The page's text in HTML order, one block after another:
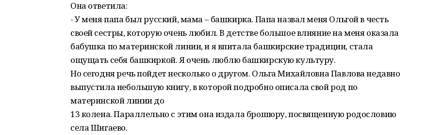
Она ответила:
- У меня папа был русский, мама – башкирка. Папа назвал меня Ольгой в честь
своей сестры, которую очень любил. В детстве большое влияние на меня оказала
бабушка по материнской линии, и я впитала башкирские традиции, стала
ощущать себя башкиркой. Я очень люблю башкирскую культуру.
Но сегодня речь пойдет несколько о другом. Ольга Михайловна Павлова недавно
выпустила небольшую книгу, в которой подробно описала свой род по
материнской линии до
13 колена. Параллельно с этим она издала брошюру, посвященную родословию
села Шигаево.